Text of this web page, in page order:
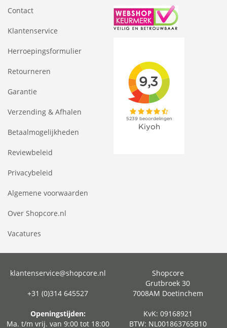
Contact
Klantenservice
Herroepingsformulier
Retourneren
Garantie
Verzending & Afhalen
Betaalmogelijkheden
Reviewbeleid
Privacybeleid
Algemene voorwaarden
Over Shopcore.nl
Vacatures
klantenservice@shopcore.nl
+31 (0)314 645527
Openingstijden:
Ma. t/m vrij. van 9:00 tot 18:00
Shopcore
Grutbroek 30
7008AM Doetinchem
KvK: 09168921
BTW: NL001863765B10